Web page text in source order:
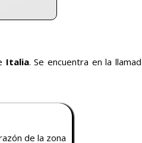
Italia. Se encuentra en la
de la zona